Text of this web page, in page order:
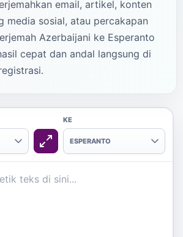
email, artikel, konten
media sosial, atau percakapan
Azerbaijani ke Esperanto
cepat dan andal langsung di
KE
ESPERANTO